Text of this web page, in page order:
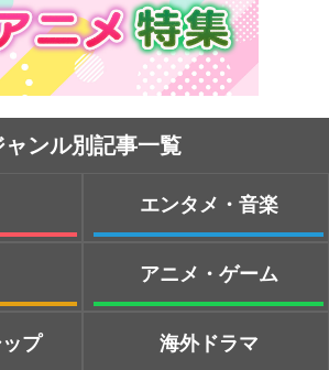
ャンル別記事一覧
プ
エンタメ・音楽
アニメ・ゲーム
海外ドラマ